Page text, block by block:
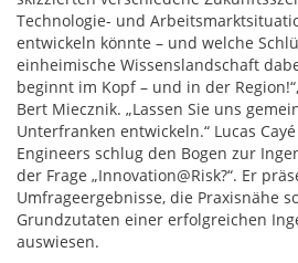
Technologie- und
entwickeln könnte – und welche
einheimische Wissenslandschaft
beginnt im Kopf – und in der
Bert Miecznik. „Lassen Sie uns
Unterfranken entwickeln.“ Lucas
Engineers schlug den Bogen zur
der Frage „Innovation@Risk?“. Er
Umfrageergebnisse, die Praxisnähe
Grundzutaten einer erfolgreichen
auswiesen.